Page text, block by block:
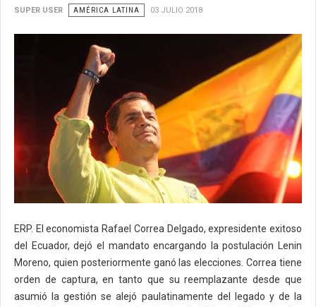
SUPER USER AMÉRICA LATINA 03 JULIO 2018
ERP. El economista Rafael Correa Delgado, expresidente exitoso
del Ecuador, dejó el mandato encargando la postulación Lenin
Moreno, quien posteriormente ganó las elecciones. Correa tiene
orden de captura, en tanto que su reemplazante desde que
asumió la gestión se alejó paulatinamente del legado y de la